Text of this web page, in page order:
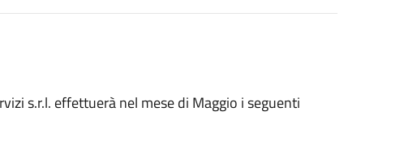
s.r.l. effettuerà nel mese di Maggio i seguenti